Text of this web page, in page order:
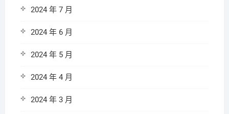
2024 年 7 月
2024 年 6 月
2024 年 5 月
2024 年 4 月
2024 年 3 月